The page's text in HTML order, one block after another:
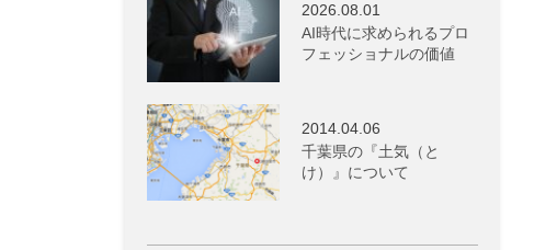
2026.08.01
AI時代に求められるプロ
フェッショナルの価値
2014.04.06
千葉県の『土気（と
け）』について